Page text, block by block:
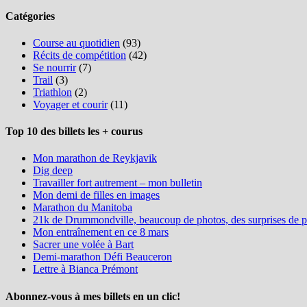
Catégories
Course au quotidien (93)
Récits de compétition (42)
Se nourrir(7)
Trail (3)
Triathlon (2)
Voyager et courir(11)
Top 10 des billets les + courus
Mon marathon de Reykjavik
Dig deep
Travailler fort autrement – mon bulletin
Mon demi de filles en images
Marathon du Manitoba
21k de Drummondville, beaucoup de photos, des surprises de
Mon entraînement en ce 8 mars
Sacrer une volée à Bart
Demi-marathon Défi Beauceron
Lettre à Bianca Prémont
Abonnez-vous à mes billets en un clic!